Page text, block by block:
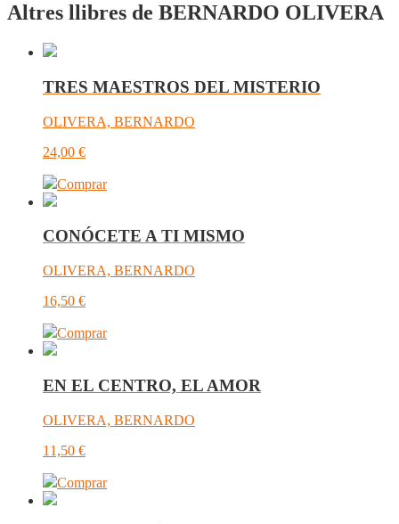
Altres llibres de BERNARDO OLIVERA
TRES MAESTROS DEL MISTERIO
OLIVERA, BERNARDO
24,00 €
Comprar
CONÓCETE A TI MISMO
OLIVERA, BERNARDO
16,50 €
Comprar
EN EL CENTRO, EL AMOR
OLIVERA, BERNARDO
11,50 €
Comprar